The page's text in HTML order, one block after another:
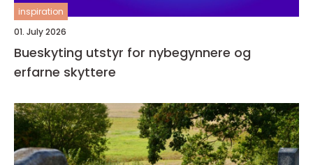
inspiration
01. July 2026
Bueskyting utstyr for nybegynnere og
erfarne skyttere